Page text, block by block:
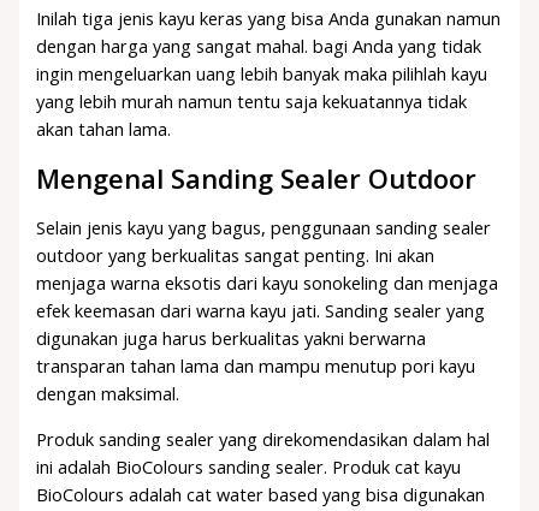
Inilah tiga jenis kayu keras yang bisa Anda gunakan namun
dengan harga yang sangat mahal. bagi Anda yang tidak
ingin mengeluarkan uang lebih banyak maka pilihlah kayu
yang lebih murah namun tentu saja kekuatannya tidak
akan tahan lama.
Mengenal Sanding Sealer Outdoor
Selain jenis kayu yang bagus, penggunaan sanding sealer
outdoor yang berkualitas sangat penting. Ini akan
menjaga warna eksotis dari kayu sonokeling dan menjaga
efek keemasan dari warna kayu jati. Sanding sealer yang
digunakan juga harus berkualitas yakni berwarna
transparan tahan lama dan mampu menutup pori kayu
dengan maksimal.
Produk sanding sealer yang direkomendasikan dalam hal
ini adalah BioColours sanding sealer. Produk cat kayu
BioColours adalah cat water based yang bisa digunakan